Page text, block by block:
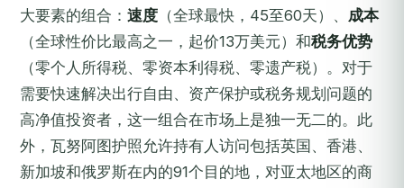
大要素的组合： 速度 （全球最快，45至60天）、 成本
（全球性价比最高之一，起价13万美元）和税务优势
（零个人所得税、零资本利得税、零遗产税）。对于
需要快速解决出行自由、资产保护或税务规划问题的
高净值投资者，这一组合在市场上是独一无二的。此
外，瓦努阿图护照允许持有人访问包括英国、香港、
新加坡和俄罗斯在内的91个目的地，对亚太地区的商